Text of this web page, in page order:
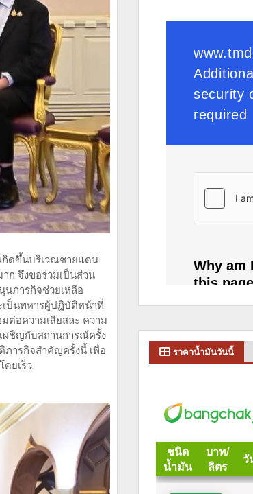
กิดขึ้นบริเวณชายแดน
ก จึงขอร่วมเป็นส่วน
นภารกิจช่วยเหลือ
เป็นทหารผู้ปฏิบัติหน้าที่
อความเสียสละ ความ
ผชิญกับสถานการณ์ครั้ง
ภารกิจสำคัญครั้งนี้ เพื่อ
ยเร็ว
ราคาน้ำมันวันนี้